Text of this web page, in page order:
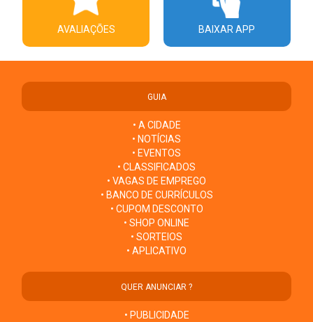
AVALIAÇÕES BAIXAR APP
GUIA
• A CIDADE
• NOTÍCIAS
• EVENTOS
• CLASSIFICADOS
• VAGAS DE EMPREGO
• BANCO DE CURRÍCULOS
• CUPOM DESCONTO
• SHOP ONLINE
• SORTEIOS
• APLICATIVO
QUER ANUNCIAR ?
• PUBLICIDADE